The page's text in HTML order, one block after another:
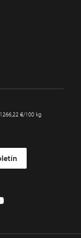
€/100 kg